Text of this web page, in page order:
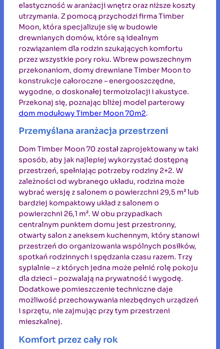
elastyczność w aranżacji wnętrz oraz niższe koszty
utrzymania. Z pomocą przychodzi firma Timber
Moon, która specjalizuje się w budowie
drewnianych domów, które są idealnym
rozwiązaniem dla rodzin szukających komfortu
przez wszystkie pory roku. Wbrew powszechnym
przekonaniom, domy drewniane Timber Moon to
konstrukcje całoroczne – energooszczędne,
wygodne, o doskonałej termoizolacji i akustyce.
Przekonaj się, poznając bliżej model parterowy
dom modułowy Timber Moon 70m2.
Przemyślana aranżacja przestrzeni
Dom Timber Moon 70 został zaprojektowany w taki
sposób, aby jak najlepiej wykorzystać dostępną
przestrzeń, spełniając potrzeby rodziny 2+2. W
zależności od wybranego układu, rodzina może
wybrać wersję z salonem o powierzchni 29,5 m² lub
bardziej kompaktowy układ z salonem o
powierzchni 26,1 m². W obu przypadkach
centralnym punktem domu jest przestronny,
otwarty salon z aneksem kuchennym, który stanowi
przestrzeń do organizowania wspólnych posiłków,
spotkań rodzinnych i spędzania czasu razem. Trzy
sypialnie – z których jedna może pełnić rolę pokoju
dla dzieci – pozwalają na prywatność i wygodę.
Dodatkowe pomieszczenie techniczne daje
możliwość przechowywania niezbędnych urządzeń
i sprzętu, nie zajmując przy tym przestrzeni
mieszkalnej.
Komfort przez cały rok